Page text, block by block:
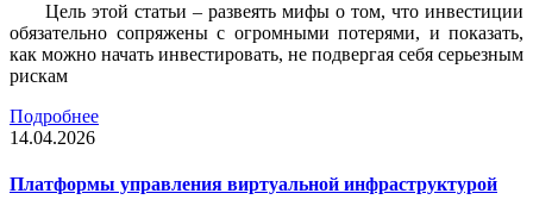
Цель этой статьи – развеять мифы о том, что инвестиции
обязательно сопряжены с огромными потерями, и показать,
как можно начать инвестировать, не подвергая себя серьезным
рискам
Подробнее
14.04.2026
Платформы управления виртуальной инфраструктурой